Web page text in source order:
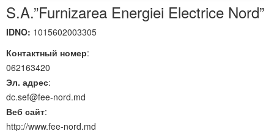
S.A.”Furnizarea Energiei Electrice Nord”
IDNO: 1015602003305
Контактный номер:
062163420
Эл. адрес:
dc.sef@fee-nord.md
Веб сайт:
http://www.fee-nord.md